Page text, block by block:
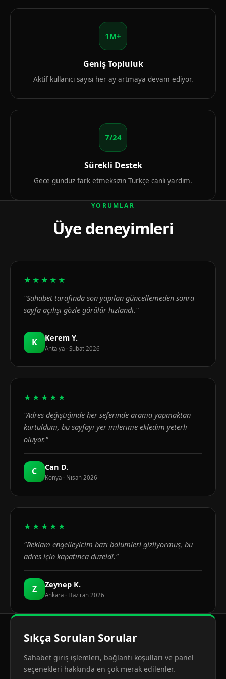
1M+
Geniş Topluluk
Aktif kullanıcı sayısı her ay artmaya devam ediyor.
7/24
Sürekli Destek
Gece gündüz fark etmeksizin Türkçe canlı yardım.
YORUMLAR
Üye deneyimleri
★★★★★
"Sahabet tarafında son yapılan güncellemeden sonra
sayfa açılışı gözle görülür hızlandı."
K Kerem Y.
Antalya · Şubat 2026
★★★★★
"Adres değiştiğinde her seferinde arama yapmaktan
kurtuldum, bu sayfayı yer imlerime ekledim yeterli
oluyor."
C Can D.
Konya · Nisan 2026
★★★★★
"Reklam engelleyicim bazı bölümleri gizliyormuş, bu
adres için kapatınca düzeldi."
Z Zeynep K.
Ankara · Haziran 2026
Sıkça Sorulan Sorular
Sahabet giriş işlemleri, bağlantı koşulları ve panel
seçenekleri hakkında en çok merak edilenler.